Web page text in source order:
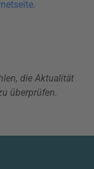
die Aktualität
überprüfen.